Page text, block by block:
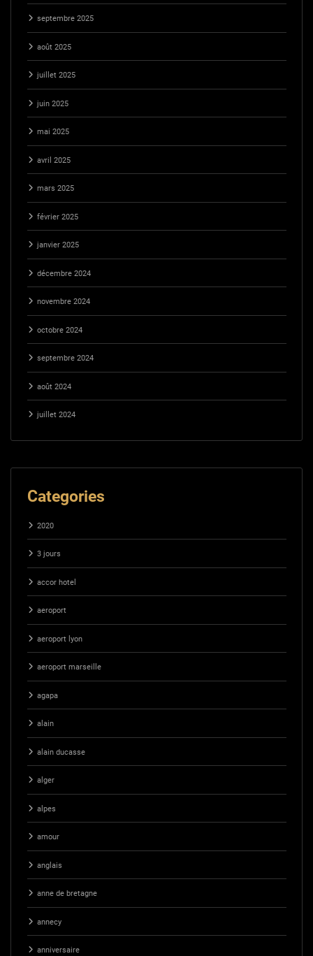
septembre 2025
août 2025
juillet 2025
juin 2025
mai 2025
avril 2025
mars 2025
février 2025
janvier 2025
décembre 2024
novembre 2024
octobre 2024
septembre 2024
août 2024
juillet 2024
Categories
2020
3 jours
accor hotel
aeroport
aeroport lyon
aeroport marseille
agapa
alain
alain ducasse
alger
alpes
amour
anglais
anne de bretagne
annecy
anniversaire